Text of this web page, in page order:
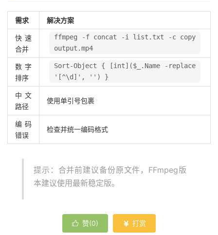
需求 解决方案
快速
合并
ffmpeg -f concat -i list.txt -c copy
output.mp4
数字
排序
Sort-Object { [int]($_.Name -replace
'[^\d]', '') }
中文
路径
使用单引号包裹
编码
错误
检查并统一编码格式
提示：合并前建议备份原文件，FFmpeg版
本建议使用最新稳定版。
 赞(0)  打赏